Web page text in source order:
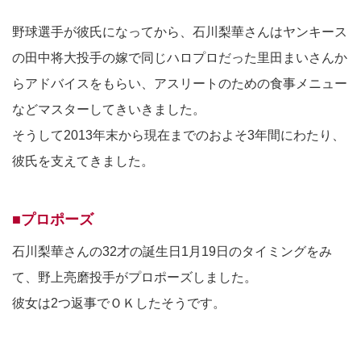
野球選手が彼氏になってから、石川梨華さんはヤンキース
の田中将大投手の嫁で同じハロプロだった里田まいさんか
らアドバイスをもらい、アスリートのための食事メニュー
などマスターしてきいきました。
そうして2013年末から現在までのおよそ3年間にわたり、
彼氏を支えてきました。
■プロポーズ
石川梨華さんの32才の誕生日1月19日のタイミングをみ
て、野上亮磨投手がプロポーズしました。
彼女は2つ返事でＯＫしたそうです。